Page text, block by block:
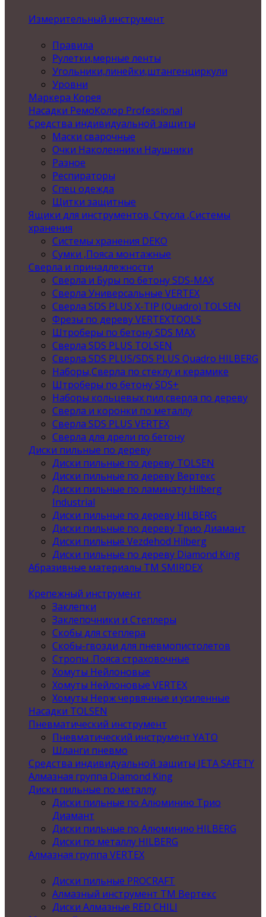
Измерительный инструмент
Правила
Рулетки,мерные ленты
Угольники,линейки,штангенциркули
Уровни
Маркера Корея
Насадки РемоКолор Professional
Средства индивидуальной защиты
Маски сварочные
Очки Наколенники Наушники
Разное
Респираторы
Спец одежда
Щитки защитные
Ящики для инструментов, Стусла ,Системы
хранения
Системы хранения DEKO
Сумки ,Пояса монтажные
Сверла и принадлежности
Сверла и Буры по бетону SDS-MAX
Сверла Универсальные VERTEX
Сверла SDS PLUS X-TIP (Quadro) TOLSEN
Фрезы по дереву VERTEXTOOLS
Штроберы по бетону SDS MAX
Сверла SDS PLUS TOLSEN
Сверла SDS PLUS/SDS PLUS Quadro HILBERG
Наборы,Сверла по стеклу и керамике
Штроберы по бетону SDS+
Наборы кольцевых пил,сверла по дереву
Сверла и коронки по металлу
Сверла SDS PLUS VERTEX
Сверла для дрели по бетону
Диски пильные по дереву
Диски пильные по дереву TOLSEN
Диски пильные по дереву Вертекс
Диски пильные по ламинату Hilberg
Industrial
Диски пильные по дереву HILBERG
Диски пильные по дереву Трио Диамант
Диски пильные Vezdehod Hilberg
Диски пильные по дереву Diamond King
Абразивные материалы ТМ SMIRDEX
Крепежный инструмент
Заклепки
Заклепочники и Степлеры
Скобы для степлера
Скобы-гвозди для пневмопистолетов
Стропы .Пояса страховочные
Хомуты Нейлоновые
Хомуты Нейлоновые VERTEX
Хомуты Нерж червячные и усиленные
Насадки TOLSEN
Пневматический инструмент
Пневматический инструмент YATO
Шланги пневмо
Средства индивидуальной защиты JETA SAFETY
Алмазная группа Diamond King
Диски пильные по металлу
Диски пильные по Алюминию Трио
Диамант
Диски пильные по Алюминию HILBERG
Диски по металлу HILBERG
Алмазная группа VERTEX
Диски пильные PROCRAFT
Алмазный инструмент ТМ Вертекс
Диски Алмазные RED CHILI